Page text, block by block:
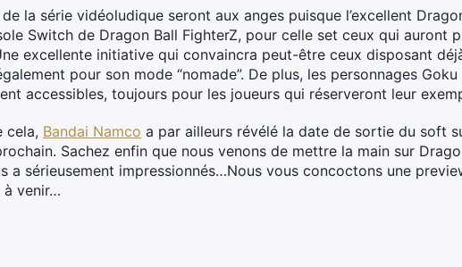
la série vidéoludique seront aux anges puisque l’excellent
Switch de Dragon Ball FighterZ, pour celle set ceux qui auront
excellente initiative qui convaincra peut-être ceux disposant
pour son mode “nomade”. De plus, les personnages
accessibles, toujours pour les joueurs qui réserveront leur
cela, Bandai Namco a par ailleurs révélé la date de sortie du soft
Sachez enfin que nous venons de mettre la main sur
a sérieusement impressionnés…Nous vous concoctons une
à venir…